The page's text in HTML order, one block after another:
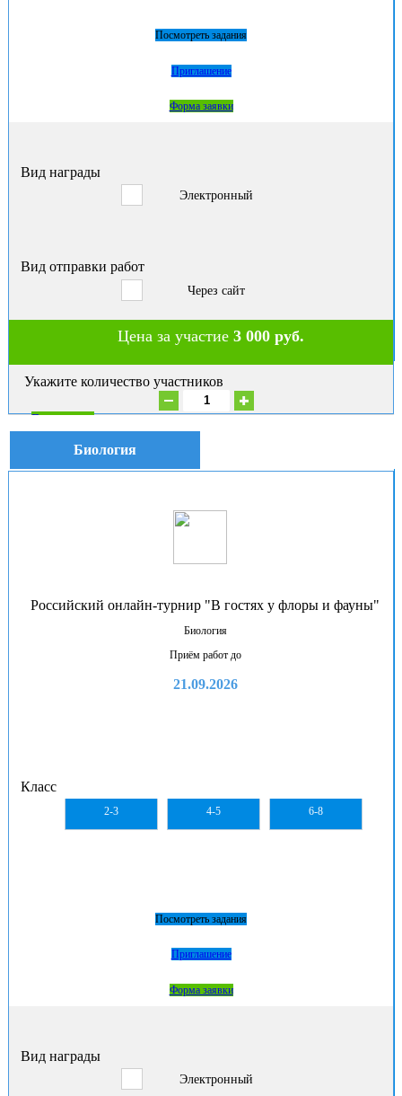
Посмотреть задания
Приглашение
Форма заявки
Вид награды
Электронный
Вид отправки работ
Через сайт
Цена за участие3 000 руб.
Укажите количество участников
В корзину
Биология
Российский онлайн-турнир "В гостях у флоры и фауны"
Биология
Приём работ до
21.09.2026
Класс
2-3 4-5 6-8
Посмотреть задания
Приглашение
Форма заявки
Вид награды
Электронный